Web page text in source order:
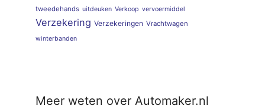
tweedehands uitdeuken Verkoop vervoermiddel
Verzekering Verzekeringen Vrachtwagen
winterbanden
Meer weten over Automaker.nl